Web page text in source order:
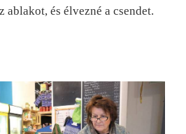
és élvezné a csendet.